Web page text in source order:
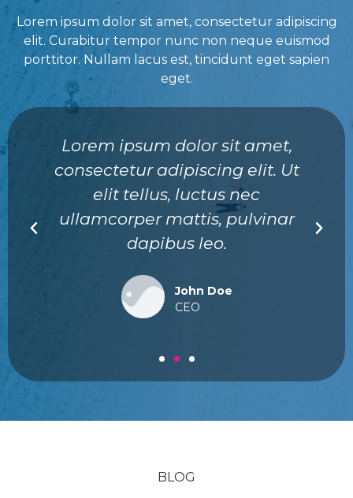
Lorem ipsum dolor sit amet, consectetur adipiscing
elit. Curabitur tempor nunc non neque euismod
porttitor. Nullam lacus est, tincidunt eget sapien
eget.
Lorem ipsum dolor sit amet,
consectetur adipiscing elit. Ut
elit tellus, luctus nec
ullamcorper mattis, pulvinar
dapibus leo.
John Doe
CEO
BLOG